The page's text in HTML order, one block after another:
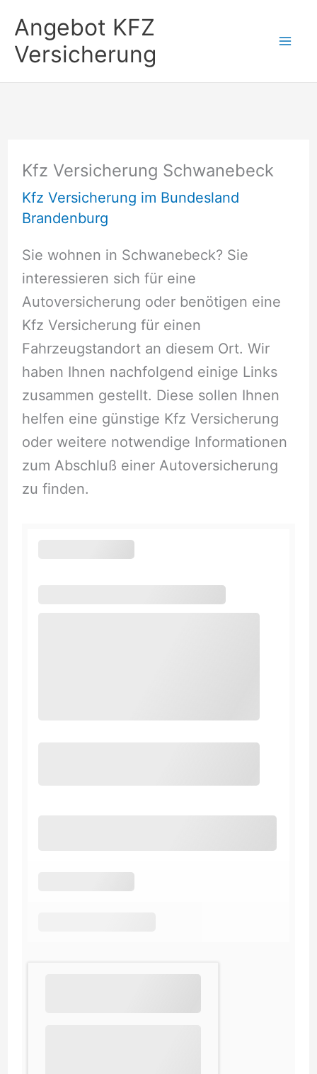
Inhalt
springen
Angebot KFZ
Versicherung
Kfz Versicherung Schwanebeck
Kfz Versicherung im Bundesland
Brandenburg
Sie wohnen in Schwanebeck? Sie
interessieren sich für eine
Autoversicherung oder benötigen eine
Kfz Versicherung für einen
Fahrzeugstandort an diesem Ort. Wir
haben Ihnen nachfolgend einige Links
zusammen gestellt. Diese sollen Ihnen
helfen eine günstige Kfz Versicherung
oder weitere notwendige Informationen
zum Abschluß einer Autoversicherung
zu finden.